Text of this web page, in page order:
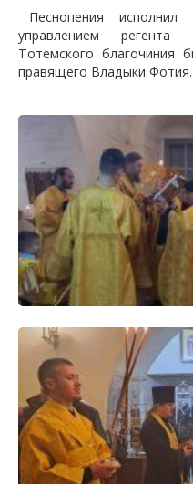
Песнопения
управлением
Тотемского благочиния
правящего Владыки Фотия.